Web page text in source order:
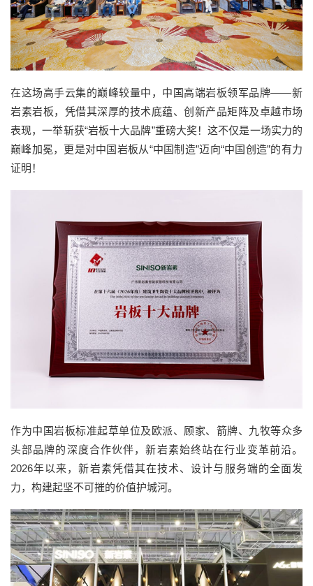
在这场高手云集的巅峰较量中，中国高端岩板领军品牌——新
岩素岩板，凭借其深厚的技术底蕴、创新产品矩阵及卓越市场
表现，一举斩获“岩板十大品牌”重磅大奖！这不仅是一场实力的
巅峰加冕，更是对中国岩板从“中国制造”迈向“中国创造”的有力
证明！
作为中国岩板标准起草单位及欧派、顾家、箭牌、九牧等众多
头部品牌的深度合作伙伴，新岩素始终站在行业变革前沿。
2026年以来，新岩素凭借其在技术、设计与服务端的全面发
力，构建起坚不可摧的价值护城河。